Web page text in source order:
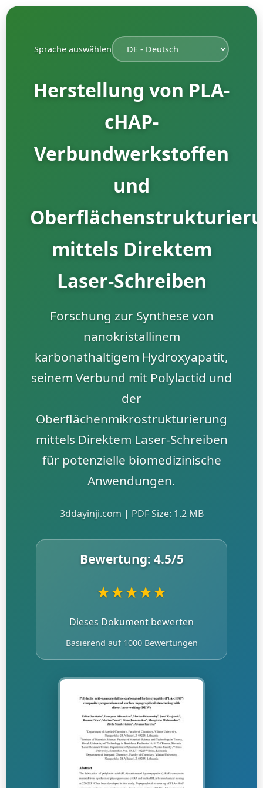
Sprache auswählen
Herstellung von PLA-
cHAP-
Verbundwerkstoffen
und
mittels Direktem
Laser-Schreiben
Forschung zur Synthese von
nanokristallinem
karbonathaltigem Hydroxyapatit,
seinem Verbund mit Polylactid und
der
Oberflächenmikrostrukturierung
mittels Direktem Laser-Schreiben
für potenzielle biomedizinische
Anwendungen.
3ddayinji.com | PDF Size: 1.2 MB
Bewertung: 4.5/5
★★★★★
Dieses Dokument bewerten
Basierend auf 1000 Bewertungen